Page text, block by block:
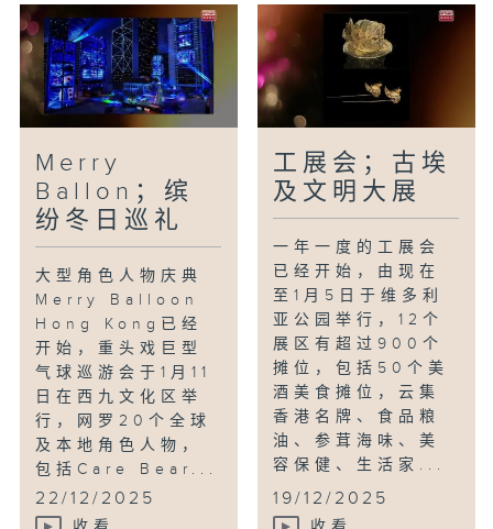
Merry
Ballon；缤
纷冬日巡礼
大型角色人物庆典
Merry Balloon
Hong Kong已经
开始，重头戏巨型
气球巡游会于1月11
日在西九文化区举
行，网罗20个全球
及本地角色人物，
包括Care Bear...
22/12/2025
工展会；古埃
及文明大展
一年一度的工展会
已经开始，由现在
至1月5日于维多利
亚公园举行，12个
展区有超过900个
摊位，包括50个美
酒美食摊位，云集
香港名牌、食品粮
油、参茸海味、美
容保健、生活家...
19/12/2025